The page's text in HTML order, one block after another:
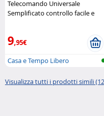
Telecomando Universale
Semplificato controllo facile e
9,95€
Casa e Tempo Libero
Visualizza tutti i prodotti simili